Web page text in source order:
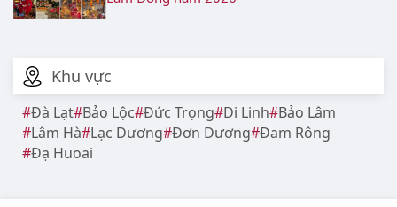
Khu vực
Đà Lạt Bảo Lộc Đức Trọng Di Linh Bảo Lâm
Lâm Hà Lạc Dương Đơn Dương Đam Rông
Đạ Huoai